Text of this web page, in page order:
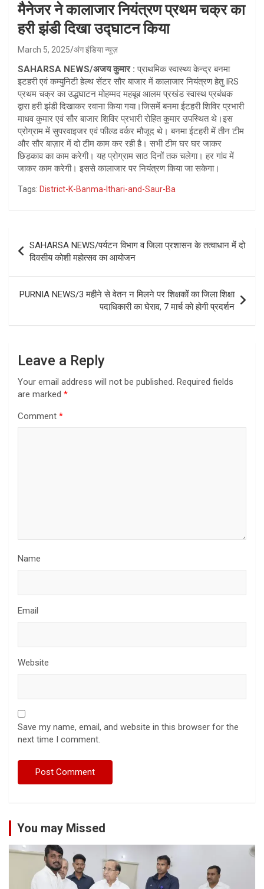
मैनेजर ने कालाजार नियंत्रण प्रथम चक्र का
हरी झंडी दिखा उद्घाटन किया
March 5, 2025 अंग इंडिया न्यूज़
SAHARSA NEWS/अजय कुमार : प्राथमिक स्वास्थ्य केन्द्र बनमा
इटहरी एवं कम्युनिटी हेल्थ सेंटर सौर बाजार में कालाजार नियंत्रण हेतु IRS
प्रथम चक्र का उद्धघाटन मोहम्मद महबूब आलम प्रखंड स्वास्थ प्रबंधक
द्वारा हरी झंडी दिखाकर रवाना किया गया।जिसमें बनमा ईटहरी शिविर प्रभारी
माधव कुमार एवं सौर बाजार शिविर प्रभारी रोहित कुमार उपस्थित थे।इस
प्रोग्राम में सुपरवाइजर एवं फील्ड वर्कर मौजूद थे। बनमा ईटहरी में तीन टीम
और सौर बाज़ार में दो टीम काम कर रही है। सभी टीम घर घर जाकर
छिड़काव का काम करेगी। यह प्रोग्राम साठ दिनों तक चलेगा। हर गांव में
जाकर काम करेगी। इससे कालाजार पर नियंत्रण किया जा सकेगा।
Tags: District-K-Banma-Ithari-and-Saur-Ba
navigation
SAHARSA NEWS/पर्यटन विभाग व जिला प्रशासन के तत्वाधान में दो
दिवसीय कोशी महोत्सव का आयोजन
PURNIA NEWS/3 महीने से वेतन न मिलने पर शिक्षकों का जिला शिक्षा
पदाधिकारी का घेराव, 7 मार्च को होगी प्रदर्शन
Leave a Reply
Your email address will not be published. Required fields
are marked *
Comment *
Name
Email
Website
Save my name, email, and website in this browser for the
next time I comment.
You may Missed